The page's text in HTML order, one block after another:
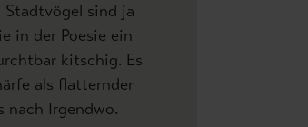
Stadtvögel sind ja
in der Poesie ein
kitschig. Es
als flatternder
nach Irgendwo.